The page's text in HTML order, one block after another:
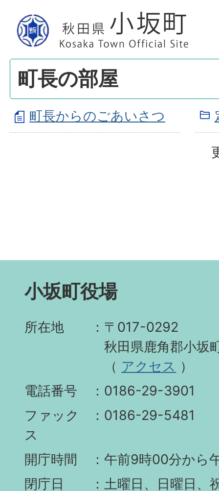
町長の部屋
町長からのごあいさつ
小坂町役場
所在地
〒017-0292
秋田県鹿角郡小坂
（ アクセス ）
電話番号
0186-29-3901
ファック
ス
0186-29-5481
開庁時間
午前9時00分から
閉庁日
土曜日、日曜日、